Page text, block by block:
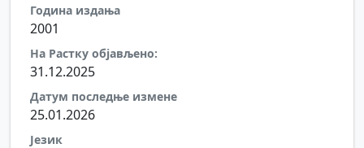
Година издања
2001
На Растку објављено:
31.12.2025
Датум последње измене
25.01.2026
Језик